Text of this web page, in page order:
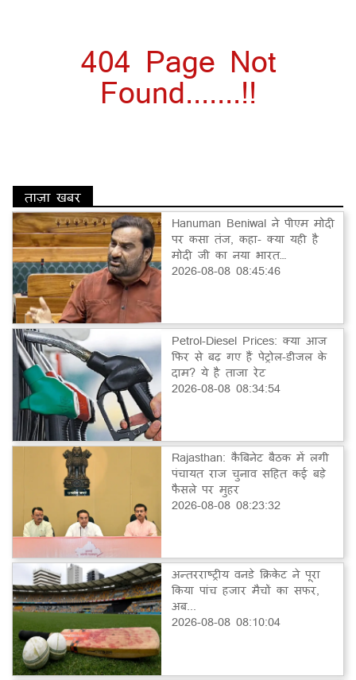
404 Page Not
Found.......!!
ताज़ा खबर
Hanuman Beniwal ने पीएम मोदी
पर कसा तंज, कहा- क्या यही है
मोदी जी का नया भारत…
2026-08-08 08:45:46
Petrol-Diesel Prices: क्या आज
फिर से बढ़ गए हैं पेट्रोल-डीजल के
दाम? ये है ताजा रेट
2026-08-08 08:34:54
Rajasthan: कैबिनेट बैठक में लगी
पंचायत राज चुनाव सहित कई बड़े
फैसले पर मुहर
2026-08-08 08:23:32
अन्तरराष्ट्रीय वनडे क्रिकेट ने पूरा
किया पांच हजार मैचों का सफर,
अब...
2026-08-08 08:10:04